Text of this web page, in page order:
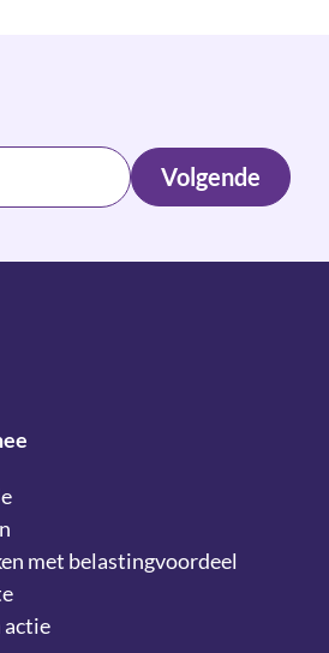
Volgende
met belastingvoordeel
actie